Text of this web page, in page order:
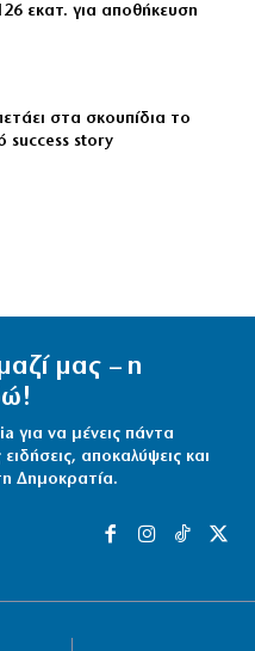
εκατ. για αποθήκευση
στα σκουπίδια το
success story
μας – η
για να μένεις πάντα
αποκαλύψεις και
Δημοκρατία.